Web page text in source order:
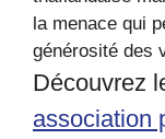
la menace qui
générosité des
Découvrez
association